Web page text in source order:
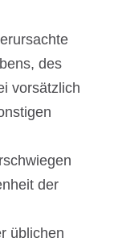
des
vorsätzlich
der
üblichen